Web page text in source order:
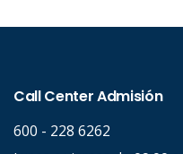
Palabra clave